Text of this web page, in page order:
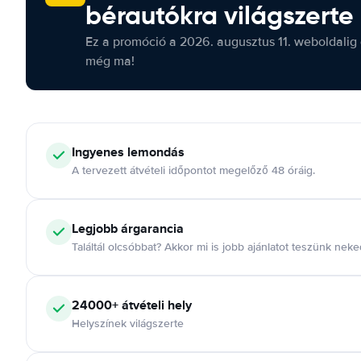
bérautókra világszerte
Ez a promóció a 2026. augusztus 11.
még ma!
Ingyenes lemondás
A tervezett átvételi időpontot megelőző 48 óráig.
Legjobb árgarancia
Találtál olcsóbbat? Akkor mi is jobb ajánlatot teszünk
24000+ átvételi hely
Helyszínek világszerte